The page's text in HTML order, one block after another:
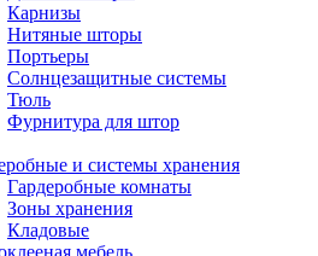
Карнизы
Нитяные шторы
Портьеры
Солнцезащитные системы
Тюль
Фурнитура для штор
и системы хранения
Гардеробные комнаты
Зоны хранения
Кладовые
мебель